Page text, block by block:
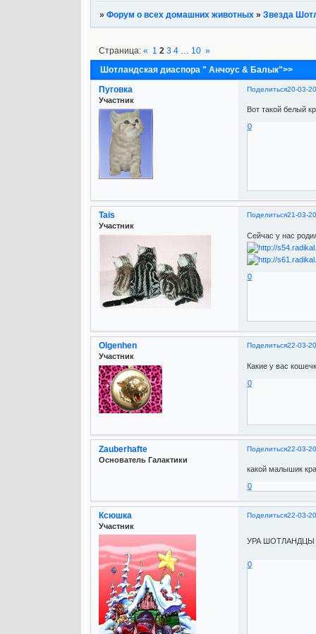
» Форум о всех домашних животных » Звезда
Шотландская диаспора " Анчоус & Балык">>
Страница: « 1 2 3 4 … 10 »
Поделиться20-03-
Пуговка
Участник
Вот такой белый
0
Поделиться21-03-
Tais
Участник
Сейчас у нас
0
Поделиться22-03-
Olgenhen
Участник
Какие у вас
0
Поделиться22-03-
Zauberhafte
Основатель Галактики
какой малышик
0
Поделиться22-03-
Ксюшка
Участник
УРА ШОТЛАНДЦЫ
0